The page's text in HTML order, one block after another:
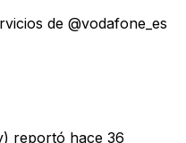
de @vodafone_es
reportó hace 36